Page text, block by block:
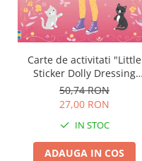
Carte de activitati "Little
Sticker Dolly Dressing
Kittens", format A5,
Usborne
50,74 RON
27,00 RON
IN STOC
ADAUGA IN COS